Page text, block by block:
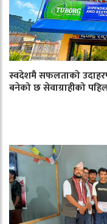
स्वदेशमै सफलताको उदाहरण
बनेको छ सेवाग्राहीको